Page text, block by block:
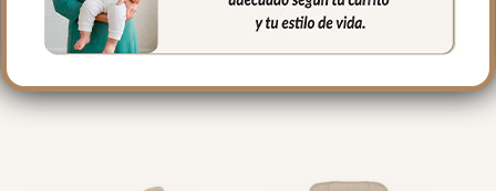
RELACIONADOS